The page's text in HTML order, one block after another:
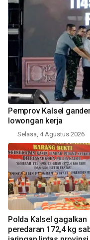
Pemprov Kalsel
lowongan kerja
Selasa, 4 Agustus 2026
Polda Kalsel gagalkan
peredaran 172,4 kg